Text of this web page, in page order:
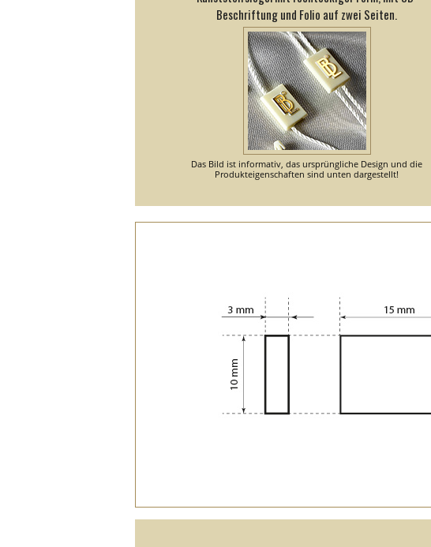
Beschriftung und Folio auf zwei Seiten.
Das Bild ist informativ, das ursprüngliche Design und die
Produkteigenschaften sind unten dargestellt!